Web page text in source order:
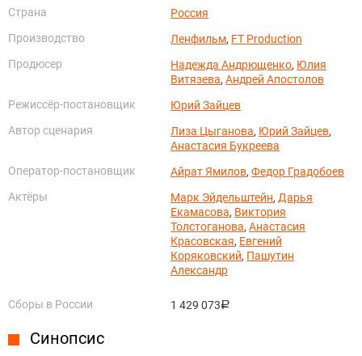
Страна
Россия
Производство
Ленфильм, FT Production
Продюсер
Надежда Андрющенко, Юлия
Витязева,Андрей Апостолов
Режиссёр-постановщик
Юрий Зайцев
Автор сценария
Лиза Цыганова, Юрий Зайцев,
Анастасия Букреева
Оператор-постановщик
Айрат Ямилов,Федор Градобоев
Актёры
Марк Эйдельштейн, Дарья
Екамасова, Виктория
Толстоганова,Анастасия
Красовская, Евгений
Коряковский, Пашутин
Александр
Сборы в России 1 429 073руб.
Синопсис